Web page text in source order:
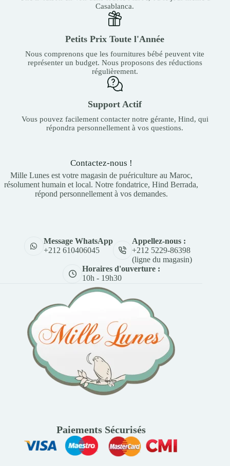
Casablanca.
Petits Prix Toute l'Année
Nous comprenons que les fournitures bébé peuvent vite
représenter un budget. Nous proposons des réductions
régulièrement.
Support Actif
Vous pouvez facilement contacter notre gérante, Hind, qui
répondra personnellement à vos questions.
Contactez-nous !
Mille Lunes est votre magasin de puériculture au Maroc,
résolument humain et local. Notre fondatrice, Hind Berrada,
répond personnellement à vos demandes.
Message WhatsApp
+212 610406045
Appellez-nous :
+212 5229-86398
(ligne du magasin)
Horaires d'ouverture :
10h - 19h30
Paiements Sécurisés